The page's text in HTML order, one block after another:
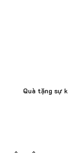
Quà tặng sự